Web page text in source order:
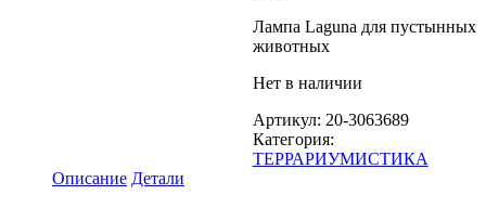
Лампа Laguna для пустынных
животных
Нет в наличии
Артикул: 20-3063689
Категория:
ТЕРРАРИУМИСТИКА
Описание Детали